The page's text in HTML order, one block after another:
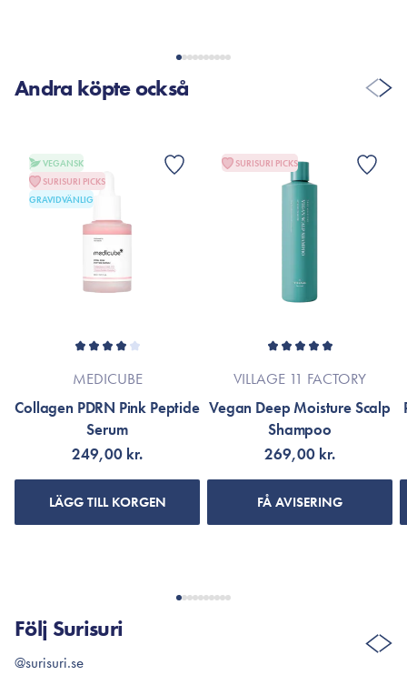
Andra köpte också
VEGANSK
SURISURI PICKS
GRAVIDVÄNLIG
MEDICUBE
Collagen PDRN Pink Peptide
Serum
249,00 kr.
LÄGG TILL KORGEN
SURISURI PICKS
VILLAGE 11 FACTORY
Vegan Deep Moisture Scalp
Shampoo
269,00 kr.
FÅ AVISERING
Följ Surisuri
@surisuri.se